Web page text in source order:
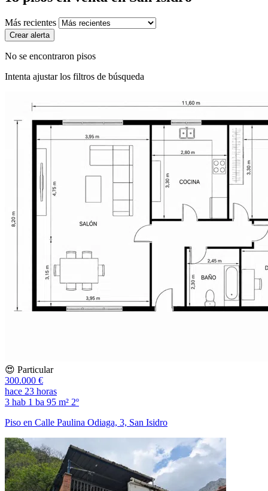
Más recientes
Crear alerta
No se encontraron pisos
Intenta ajustar los filtros de búsqueda
😍 Particular
300.000 €
hace 23 horas
3 hab 1 ba 95 m² 2º
Piso en Calle Paulina Odiaga, 3, San Isidro